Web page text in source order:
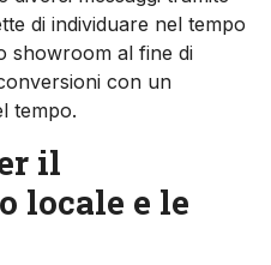
di individuare nel tempo
showroom al fine di
con un
tempo.
il
locale e le